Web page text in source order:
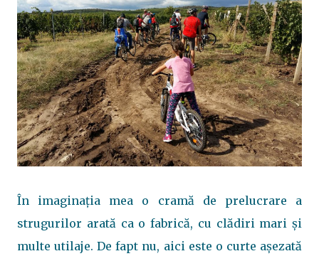
În imaginația mea o cramă de prelucrare a
strugurilor arată ca o fabrică, cu clădiri mari și
multe utilaje. De fapt nu, aici este o curte așezată